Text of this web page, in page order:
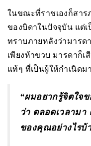
ในขณะที่ราชเองก็สาร
ของบิดาในปัจจุบัน แต่เ
ทราบภายหลังว่ามารด
เพียงห้าขวบ มารดาก็
แท้ๆ ที่เป็นผู้ให้กำเนิดม
“ผมอยากรู้จิตใจ
ว่า ตลอดเวลาม
ของคุณอย่างไรบ้